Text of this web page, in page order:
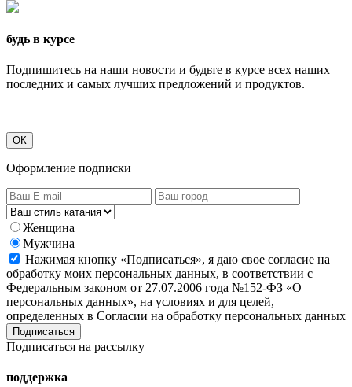
будь в курсе
Подпишитесь на наши новости и будьте в курсе всех наших
последних и самых лучших предложений и продуктов.
ОК
Оформление подписки
Женщина
Мужчина
Нажимая кнопку «Подписаться», я даю свое согласие на
обработку моих персональных данных, в соответствии с
Федеральным законом от 27.07.2006 года №152-ФЗ «О
персональных данных», на условиях и для целей,
определенных в Согласии на обработку персональных данных
Подписаться на рассылку
поддержка